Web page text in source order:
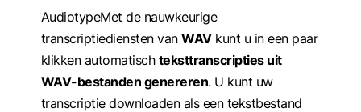
AudiotypeMet de nauwkeurige
transcriptiediensten vanWAVkunt u in een paar
klikken automatisch teksttranscripties uit
WAV-bestanden genereren. U kunt uw
transcriptie downloaden als een tekstbestand